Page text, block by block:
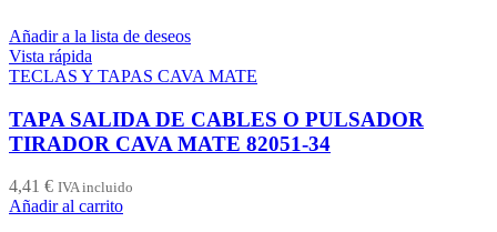
Añadir a la lista de deseos
Vista rápida
TECLAS Y TAPAS CAVA MATE
TAPA SALIDA DE CABLES O PULSADOR
TIRADOR CAVA MATE 82051-34
4,41 € IVA incluido
Añadir al carrito